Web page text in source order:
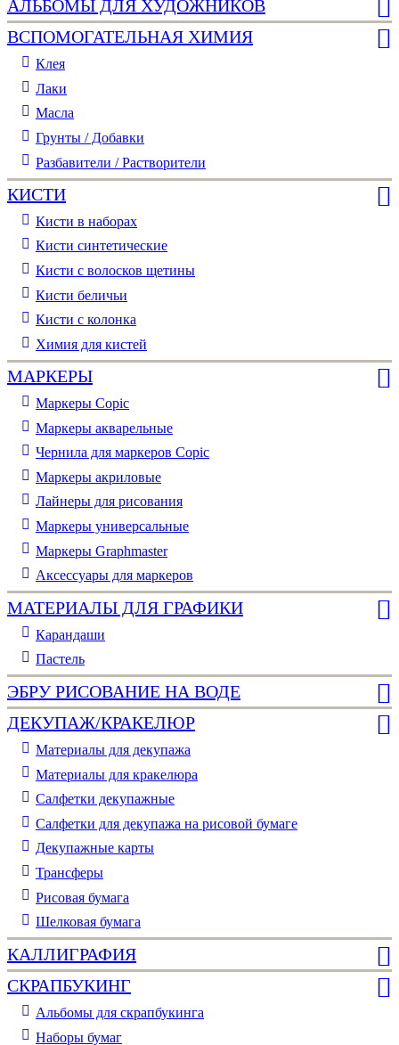
АЛЬБОМЫ ДЛЯ ХУДОЖНИКОВ
ВСПОМОГАТЕЛЬНАЯ ХИМИЯ
Клея
Лаки
Масла
Грунты / Добавки
Разбавители / Растворители
КИСТИ
Кисти в наборах
Кисти синтетические
Кисти с волосков щетины
Кисти беличьи
Кисти с колонка
Химия для кистей
МАРКЕРЫ
Маркеры Copic
Маркеры акварельные
Чернила для маркеров Copic
Маркеры акриловые
Лайнеры для рисования
Маркеры универсальные
Маркеры Graphmaster
Аксессуары для маркеров
МАТЕРИАЛЫ ДЛЯ ГРАФИКИ
Карандаши
Пастель
ЭБРУ РИСОВАНИЕ НА ВОДЕ
ДЕКУПАЖ/КРАКЕЛЮР
Материалы для декупажа
Материалы для кракелюра
Cалфетки декупажные
Салфетки для декупажа на рисовой бумаге
Декупажные карты
Трансферы
Рисовая бумага
Шелковая бумага
КАЛЛИГРАФИЯ
СКРАПБУКИНГ
Альбомы для скрапбукинга
Наборы бумаг